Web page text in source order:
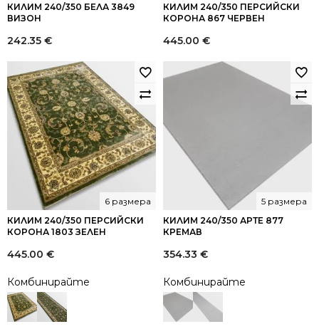
КИЛИМ 240/350 БЕЛА 3849
ВИЗОН
242.35 €
КИЛИМ 240/350 ПЕРСИЙСКИ
КОРОНА 867 ЧЕРВЕН
445.00 €
КИЛИМ 240/350 ПЕРСИЙСКИ
КОРОНА 1803 ЗЕЛЕН
6 размера
445.00 €
Комбинирайте
КИЛИМ 240/350 АРТЕ 877
КРЕМАВ
5 размера
354.33 €
Комбинирайте